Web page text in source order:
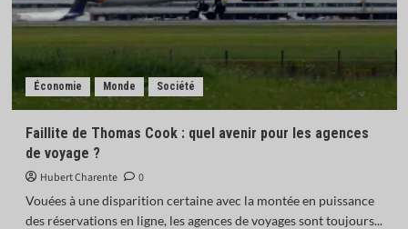
Économie Monde Société
Faillite de Thomas Cook : quel avenir pour les agences
de voyage ?
Hubert Charente
0
Vouées à une disparition certaine avec la montée en puissance
des réservations en ligne, les agences de voyages sont toujours...